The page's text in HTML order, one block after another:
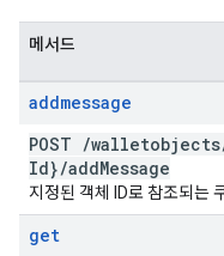
메서드
addmessage
POST /walletobjects
Id}/addMessage
지정된 객체 ID로 참조되는
get